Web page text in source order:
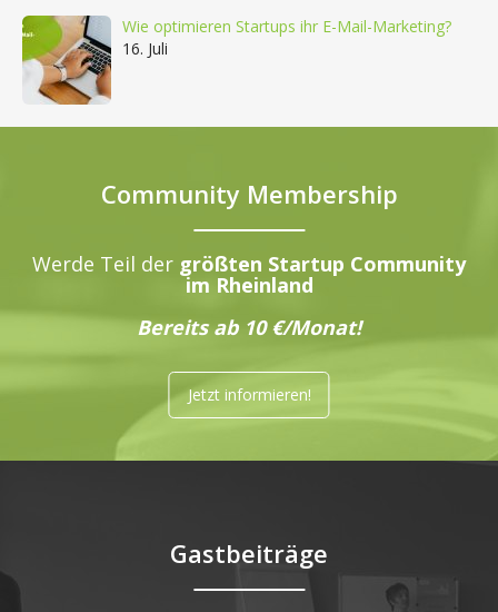
Wie optimieren Startups ihr E-Mail-Marketing?
16. Juli
Community Membership
Werde Teil der größten Startup Community
im Rheinland
Bereits ab 10 €/Monat!
Jetzt informieren!
Gastbeiträge